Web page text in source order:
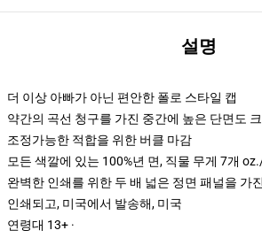
설명
더 이상 아빠가 아닌 편안한 폴로 스타일 캡
약간의 곡선 청구를 가진 중간에 높은 단면도
조정가능한 적합을 위한 버클 마감
모든 색깔에 있는 100%년 면, 직물 무게 7개
완벽한 인쇄를 위한 두 배 넓은 정면 패널을 가
인쇄되고, 미국에서 발송해, 미국
연령대 13+ ·